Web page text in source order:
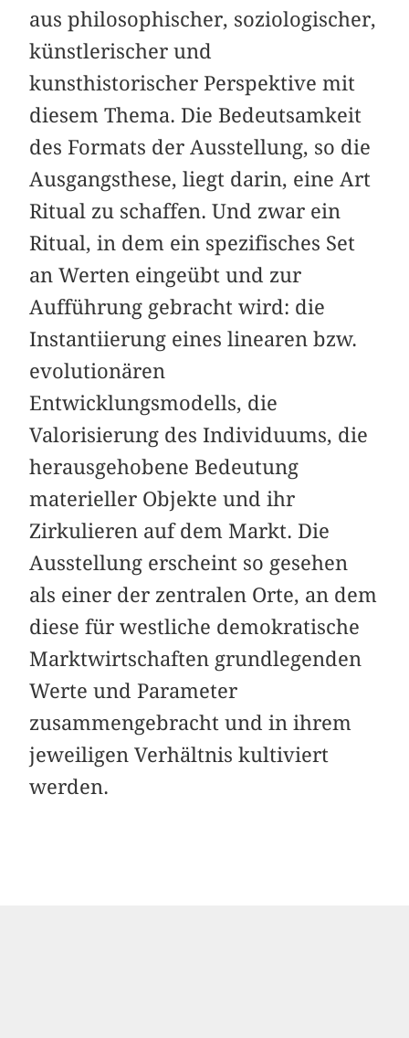
aus philosophischer, soziologischer,
künstlerischer und
kunsthistorischer Perspektive mit
diesem Thema. Die Bedeutsamkeit
des Formats der Ausstellung, so die
Ausgangsthese, liegt darin, eine Art
Ritual zu schaffen. Und zwar ein
Ritual, in dem ein spezifisches Set
an Werten eingeübt und zur
Aufführung gebracht wird: die
Instantiierung eines linearen bzw.
evolutionären
Entwicklungsmodells, die
Valorisierung des Individuums, die
herausgehobene Bedeutung
materieller Objekte und ihr
Zirkulieren auf dem Markt. Die
Ausstellung erscheint so gesehen
als einer der zentralen Orte, an dem
diese für westliche demokratische
Marktwirtschaften grundlegenden
Werte und Parameter
zusammengebracht und in ihrem
jeweiligen Verhältnis kultiviert
werden.